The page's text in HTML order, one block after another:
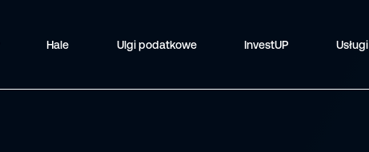
Hale Ulgi podatkowe InvestUP Usługi